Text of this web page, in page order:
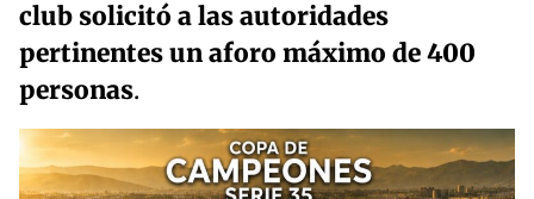
club solicitó a las autoridades
pertinentes un aforo máximo de 400
personas.